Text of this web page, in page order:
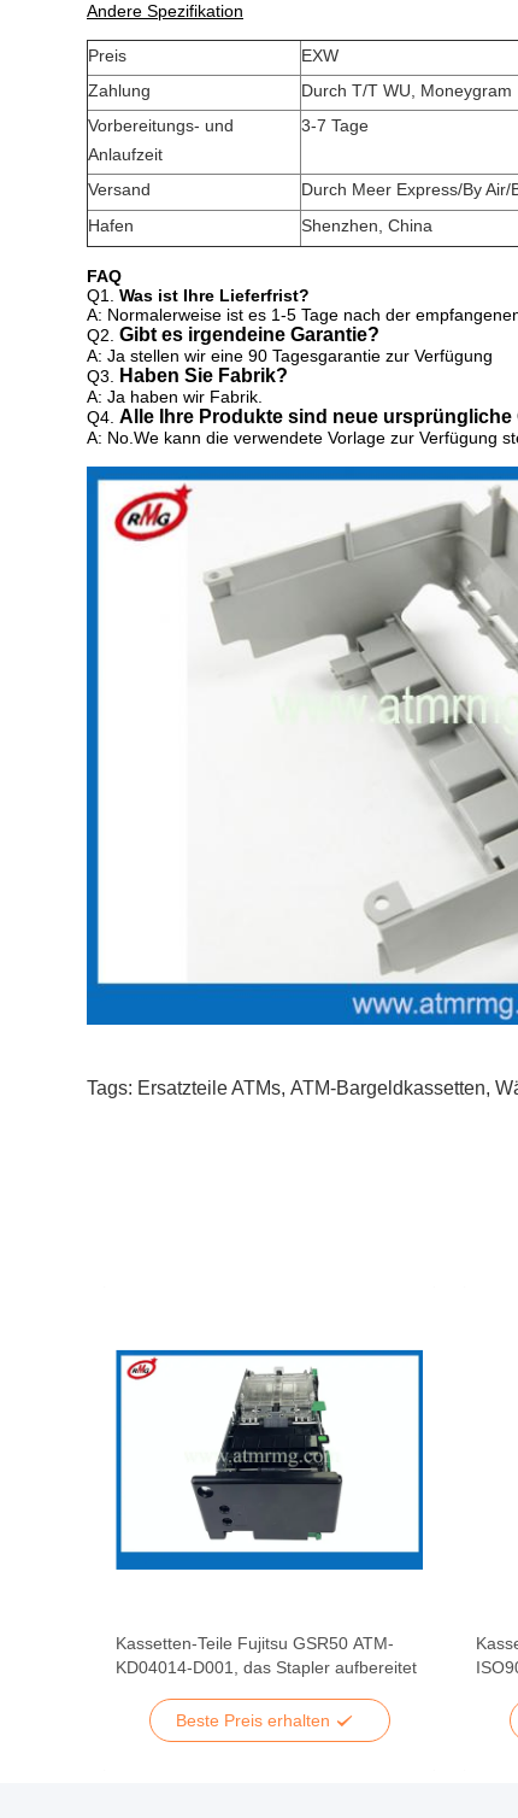
Andere Spezifikation
Preis
EXW
Zahlung
Durch T/T WU, Moneygram
Vorbereitungs- und
Anlaufzeit
3-7 Tage
Versand
Durch Meer Express/By Air/
Hafen
Shenzhen, China
FAQ
Q1. Was ist Ihre Lieferfrist?
A: Normalerweise ist es 1-5 Tage nach der
Q2. Gibt es irgendeine Garantie?
A: Ja stellen wir eine 90 Tagesgarantie zur Verfügung
Q3.
Haben Sie Fabrik?
A: Ja haben wir Fabrik.
Q4. Alle Ihre Produkte sind neue ursprüngliche
A: No.We kann die verwendete Vorlage zur Verfügung
Tags: Ersatzteile ATMs, ATM-Bargeldkassetten,
Kassetten-Teile Fujitsu GSR50 ATM-
KD04014-D001, das Stapler aufbereitet
Beste Preis erhalten